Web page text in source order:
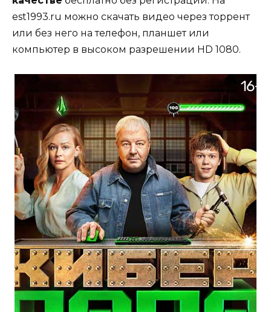
est1993.ru можно скачать видео через торрент
или без него на телефон, планшет или
компьютер в высоком разрешении HD 1080.